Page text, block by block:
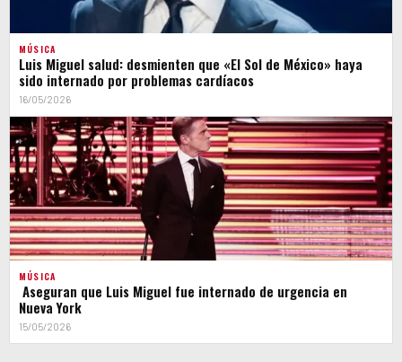
MÚSICA
Luis Miguel salud: desmienten que «El Sol de México» haya
sido internado por problemas cardíacos
16/05/2026
MÚSICA
Aseguran que Luis Miguel fue internado de urgencia en
Nueva York
15/05/2026